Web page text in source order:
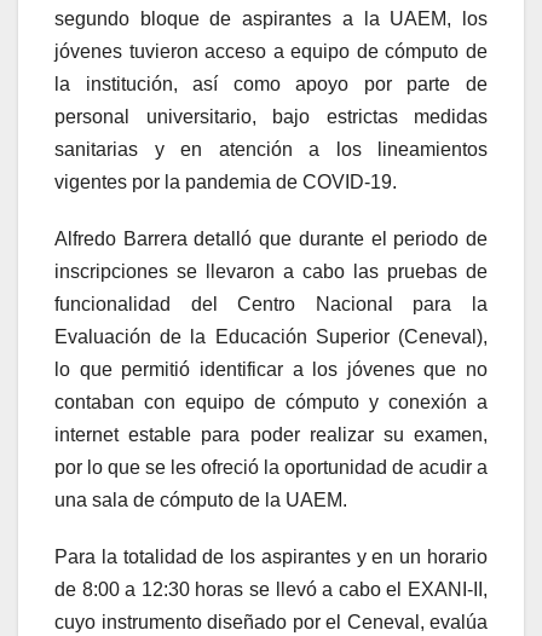
segundo bloque de aspirantes a la UAEM, los
jóvenes tuvieron acceso a equipo de cómputo de
la institución, así como apoyo por parte de
personal universitario, bajo estrictas medidas
sanitarias y en atención a los lineamientos
vigentes por la pandemia de COVID-19.
Alfredo Barrera detalló que durante el periodo de
inscripciones se llevaron a cabo las pruebas de
funcionalidad del Centro Nacional para la
Evaluación de la Educación Superior (Ceneval),
lo que permitió identificar a los jóvenes que no
contaban con equipo de cómputo y conexión a
internet estable para poder realizar su examen,
por lo que se les ofreció la oportunidad de acudir a
una sala de cómputo de la UAEM.
Para la totalidad de los aspirantes y en un horario
de 8:00 a 12:30 horas se llevó a cabo el EXANI-II,
cuyo instrumento diseñado por el Ceneval, evalúa